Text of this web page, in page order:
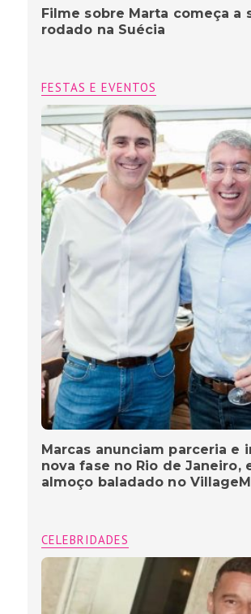
Filme sobre Marta começa a
rodado na Suécia
FESTAS E EVENTOS
Marcas anunciam parceria e
nova fase no Rio de Janeiro,
almoço baladado no
CELEBRIDADES